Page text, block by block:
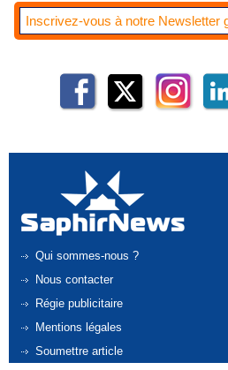
Qui sommes-nous ?
Nous contacter
Régie publicitaire
Mentions légales
Soumettre article